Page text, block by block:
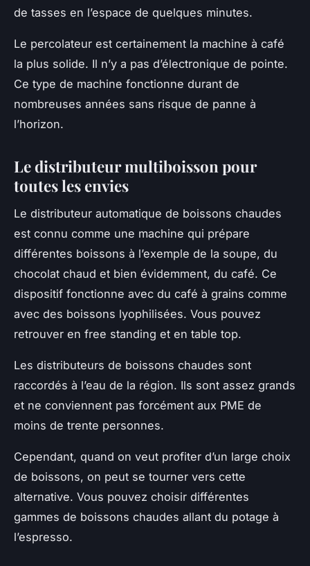
de tasses en l’espace de quelques minutes.
Le percolateur est certainement la machine à café
la plus solide. Il n’y a pas d’électronique de pointe.
Ce type de machine fonctionne durant de
nombreuses années sans risque de panne à
l’horizon.
Le distributeur multiboisson pour
toutes les envies
Le distributeur automatique de boissons chaudes
est connu comme une machine qui prépare
différentes boissons à l’exemple de la soupe, du
chocolat chaud et bien évidemment, du café. Ce
dispositif fonctionne avec du café à grains comme
avec des boissons lyophilisées. Vous pouvez
retrouver en free standing et en table top.
Les distributeurs de boissons chaudes sont
raccordés à l’eau de la région. Ils sont assez grands
et ne conviennent pas forcément aux PME de
moins de trente personnes.
Cependant, quand on veut profiter d’un large choix
de boissons, on peut se tourner vers cette
alternative. Vous pouvez choisir différentes
gammes de boissons chaudes allant du potage à
l’espresso.